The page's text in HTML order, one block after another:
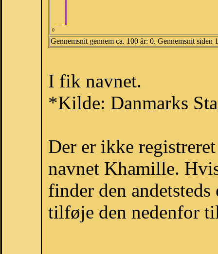
0
Gennemsnit gennem ca. 100 år: 0. Gennemsnit siden
I fik navnet.
*Kilde: Danmarks
Der er ikke
navnet Khamille.
finder den
tilføje den nedenfor